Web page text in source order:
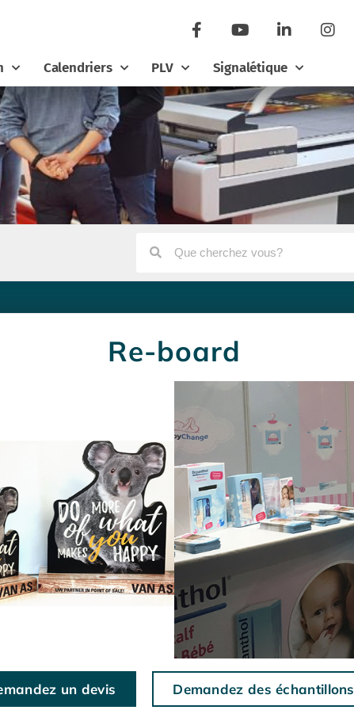
Calendriers PLV Signalétique
Re-board
un devis Demandez des échantillons